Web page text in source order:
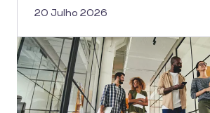
20 Julho 2026